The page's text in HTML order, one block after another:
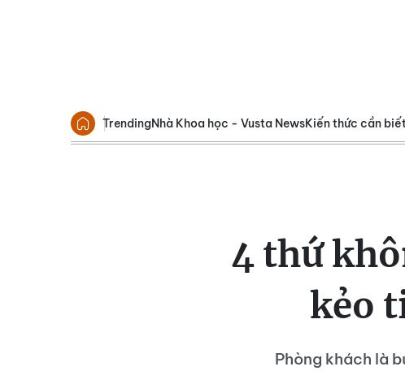
TrendingNhà Khoa học - Vusta NewsKiến thức cần
4 thứ
kẻo
Phòng khách là